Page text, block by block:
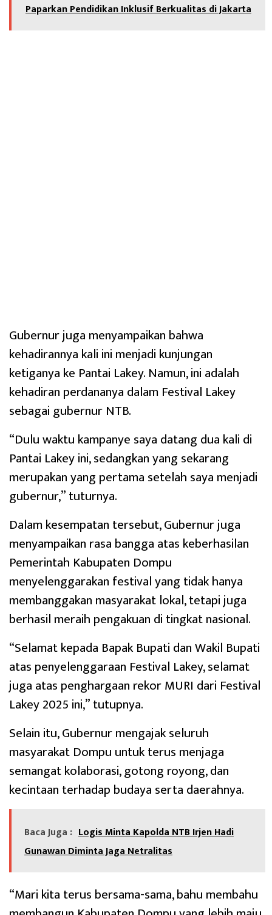
Paparkan Pendidikan Inklusif Berkualitas di Jakarta
Gubernur juga menyampaikan bahwa
kehadirannya kali ini menjadi kunjungan
ketiganya ke Pantai Lakey. Namun, ini adalah
kehadiran perdananya dalam Festival Lakey
sebagai gubernur NTB.
“Dulu waktu kampanye saya datang dua kali di
Pantai Lakey ini, sedangkan yang sekarang
merupakan yang pertama setelah saya menjadi
gubernur,” tuturnya.
Dalam kesempatan tersebut, Gubernur juga
menyampaikan rasa bangga atas keberhasilan
Pemerintah Kabupaten Dompu
menyelenggarakan festival yang tidak hanya
membanggakan masyarakat lokal, tetapi juga
berhasil meraih pengakuan di tingkat nasional.
“Selamat kepada Bapak Bupati dan Wakil Bupati
atas penyelenggaraan Festival Lakey, selamat
juga atas penghargaan rekor MURI dari Festival
Lakey 2025 ini,” tutupnya.
Selain itu, Gubernur mengajak seluruh
masyarakat Dompu untuk terus menjaga
semangat kolaborasi, gotong royong, dan
kecintaan terhadap budaya serta daerahnya.
Baca Juga : Logis Minta Kapolda NTB Irjen Hadi
Gunawan Diminta Jaga Netralitas
“Mari kita terus bersama-sama, bahu membahu